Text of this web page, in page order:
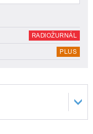
RADIOŽURNÁL
PLUS